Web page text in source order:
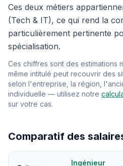
Ces deux métiers
(Tech & IT), ce qui rend la
particulièrement pertinente
spécialisation.
Ces chiffres sont des estimations
même intitulé peut recouvrir des
selon l'entreprise, la région,
individuelle — utilisez notre
sur votre cas.
Comparatif des
Ingénieur